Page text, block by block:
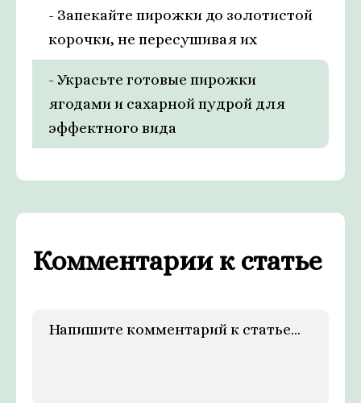
- Запекайте пирожки до золотистой
корочки, не пересушивая их
- Украсьте готовые пирожки
ягодами и сахарной пудрой для
эффектного вида
Комментарии к статье